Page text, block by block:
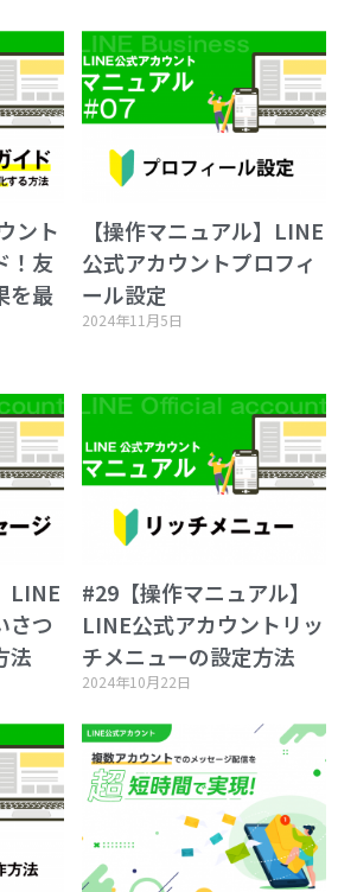
ント
！友
を最
【操作マニュアル】LINE
公式アカウントプロフィ
ール設定
2024年11月5日
LINE
さつ
法
#29【操作マニュアル】
LINE公式アカウントリッ
チメニューの設定方法
2024年10月22日